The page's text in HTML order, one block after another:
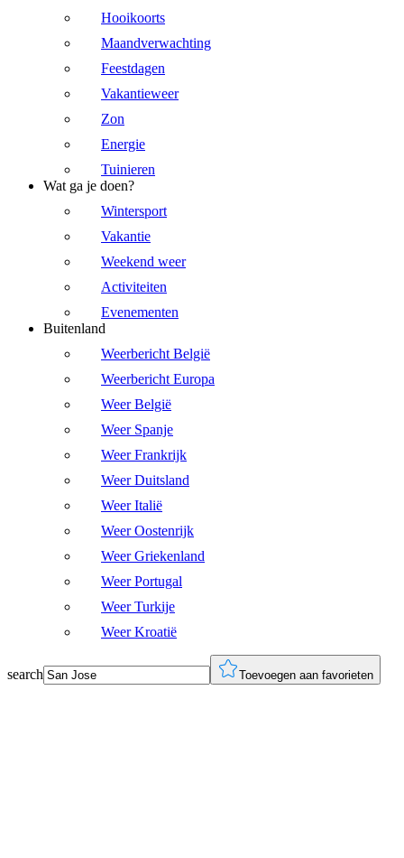
Hooikoorts
Maandverwachting
Feestdagen
Vakantieweer
Zon
Energie
Tuinieren
Wat ga je doen?
Wintersport
Vakantie
Weekend weer
Activiteiten
Evenementen
Buitenland
Weerbericht België
Weerbericht Europa
Weer België
Weer Spanje
Weer Frankrijk
Weer Duitsland
Weer Italië
Weer Oostenrijk
Weer Griekenland
Weer Portugal
Weer Turkije
Weer Kroatië
search Toevoegen aan favorieten